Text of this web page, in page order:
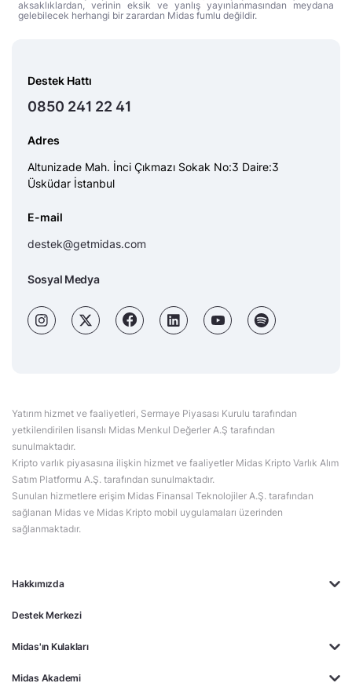
aksaklıklardan, verinin eksik ve yanlış yayınlanmasından meydana
gelebilecek herhangi bir zarardan Midas fumlu değildir.
Hakkımızda
Destek Merkezi
Midas'ın Kulakları
Midas Akademi
Destek Hattı
0850 241 22 41
Adres
Altunizade Mah. İnci Çıkmazı Sokak No:3 Daire:3
Üsküdar İstanbul
E-mail
destek@getmidas.com
Sosyal Medya
Yatırım hizmet ve faaliyetleri, Sermaye Piyasası Kurulu tarafından
yetkilendirilen lisanslı Midas Menkul Değerler A.Ş tarafından
sunulmaktadır.
Kripto varlık piyasasına ilişkin hizmet ve faaliyetler Midas Kripto Varlık Alım
Satım Platformu A.Ş. tarafından sunulmaktadır.
Sunulan hizmetlere erişim Midas Finansal Teknolojiler A.Ş. tarafından
sağlanan Midas ve Midas Kripto mobil uygulamaları üzerinden
sağlanmaktadır.